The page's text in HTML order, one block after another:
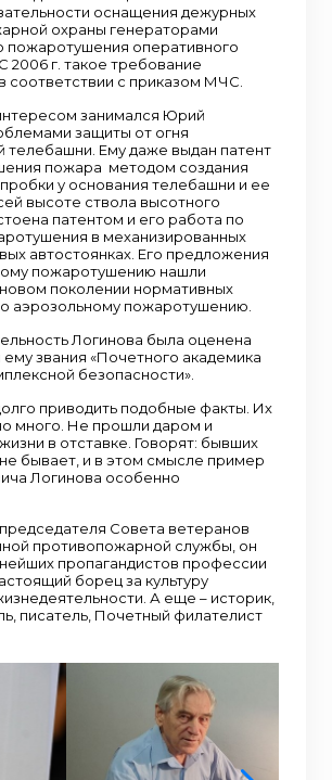
оснащения дежурных
охраны генераторами
пожаротушения оперативного
2006 г. такое требование
соответствии с приказом МЧС.
занимался Юрий
защиты от огня
телебашни. Ему даже выдан патент
пожара методом создания
у основания телебашни и ее
высоте ствола высотного
патентом и его работа по
в механизированных
автостоянках. Его предложения
пожаротушению нашли
поколении нормативных
аэрозольному пожаротушению.
Логинова была оценена
звания «Почетного академика
безопасности».
приводить подобные факты. Их
много. Не прошли даром и
в отставке. Говорят: бывших
бывает, и в этом смысле пример
Логинова особенно
Совета ветеранов
противопожарной службы, он
пропагандистов профессии
борец за культуру
А еще – историк,
писатель, Почетный филателист